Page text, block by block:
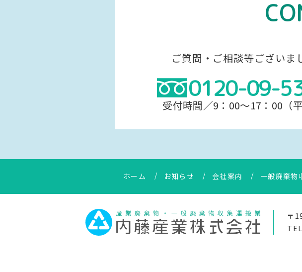
ご質問・ご相談等ございま
0120-09-
受付時間／9：00～17：00（平
ホーム お知らせ 会社案内 一般廃棄物
〒